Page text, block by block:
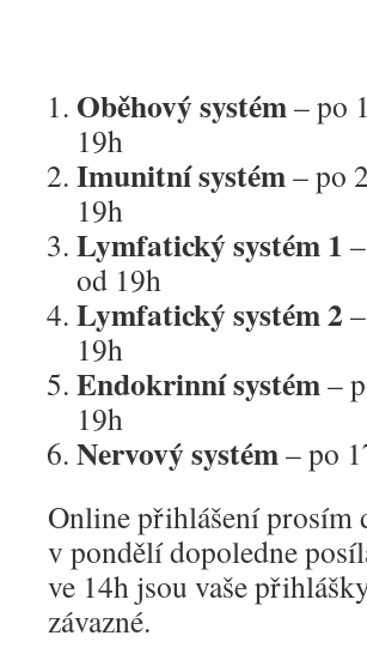
Oběhový systém– po
19h
Imunitní systém– po
19h
Lymfatický systém 1
od 19h
Lymfatický systém 2
19h
Endokrinní systém–
19h
Nervový systém– po
Online přihlášení prosím
v pondělí dopoledne
ve 14h jsou vaše
závazné.